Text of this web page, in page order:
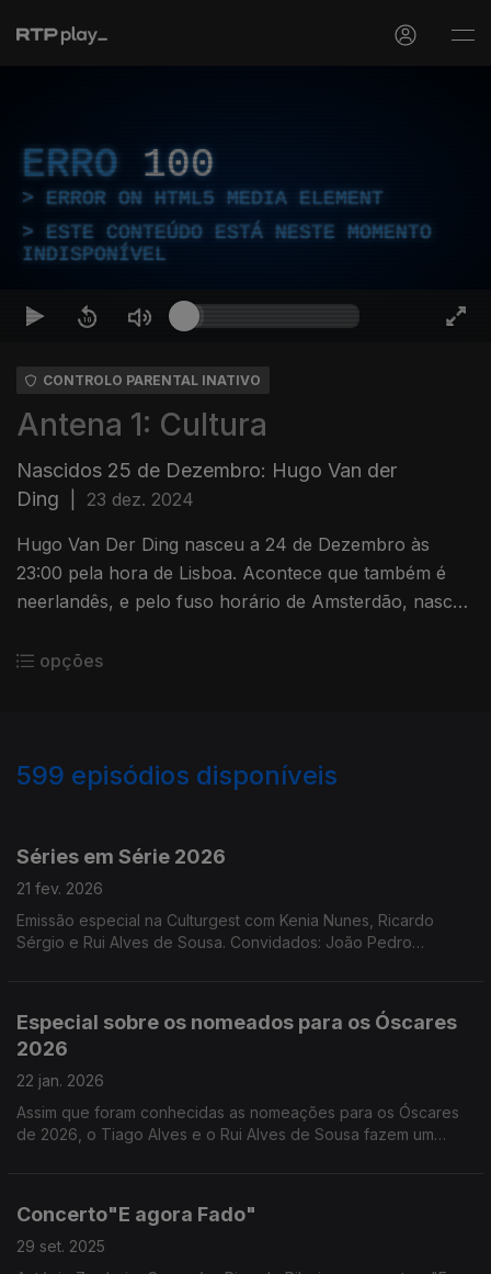
ERRO 100
ERROR ON HTML5 MEDIA ELEMENT
ESTE CONTEÚDO ESTÁ NESTE MOMENTO
INDISPONÍVEL
CONTROLO PARENTAL INATIVO
Antena 1: Cultura
Nascidos 25 de Dezembro: Hugo Van der
Ding
23 dez. 2024
Hugo Van Der Ding nasceu a 24 de Dezembro às
23:00 pela hora de Lisboa. Acontece que também é
neerlandês, e pelo fuso horário de Amsterdão, nasceu
opções
599 episódios disponíveis
Séries em Série 2026
21 fev. 2026
Emissão especial na Culturgest com Kenia Nunes, Ricardo
Sérgio e Rui Alves de Sousa. Convidados: João Pedro
Especial sobre os nomeados para os Óscares
2026
22 jan. 2026
Assim que foram conhecidas as nomeações para os Óscares
de 2026, o Tiago Alves e o Rui Alves de Sousa fazem um
Concerto"E agora Fado"
29 set. 2025